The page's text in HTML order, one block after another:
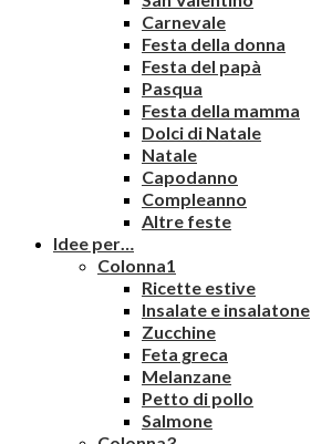
Carnevale
Festa della donna
Festa del papà
Pasqua
Festa della mamma
Dolci di Natale
Natale
Capodanno
Compleanno
Altre feste
Idee per…
Colonna1
Ricette estive
Insalate e insalatone
Zucchine
Feta greca
Melanzane
Petto di pollo
Salmone